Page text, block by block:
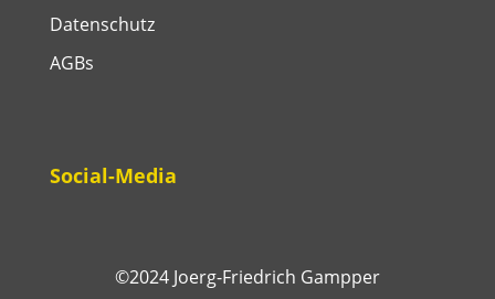
Datenschutz
AGBs
Social-Media
©2024 Joerg-Friedrich Gampper